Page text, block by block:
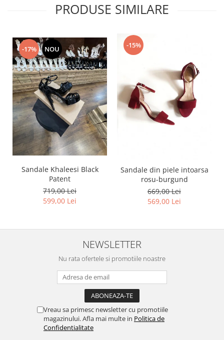
PRODUSE SIMILARE
-17% NOU
Sandale Khaleesi Black
Patent
719,00 Lei
599,00 Lei
-15%
Sandale din piele intoarsa
rosu-burgund
669,00 Lei
569,00 Lei
NEWSLETTER
Nu rata ofertele si promotiile noastre
Vreau sa primesc newsletter cu promotiile
magazinului. Afla mai multe in Politica de
Confidentialitate